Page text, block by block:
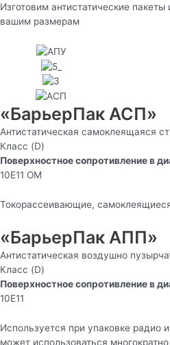
Изготовим антистатические
вашим размерам
«БарьерПак АСП»
Антистатическая самоклеящаяся
Класс (D)
Поверхностное сопротивление в
10E11 ОМ
Токорассеивающие,
«БарьерПак АПП»
Антистатическая воздушно
Класс (D)
Поверхностное сопротивление в
10E11
Используется при упаковке радио
может использоваться